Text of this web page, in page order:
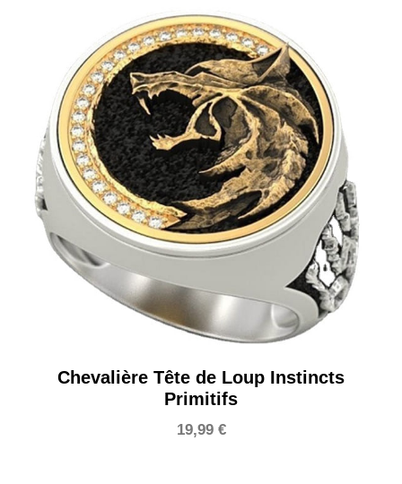
Chevalière Tête de Loup Instincts
Primitifs
19,99 €